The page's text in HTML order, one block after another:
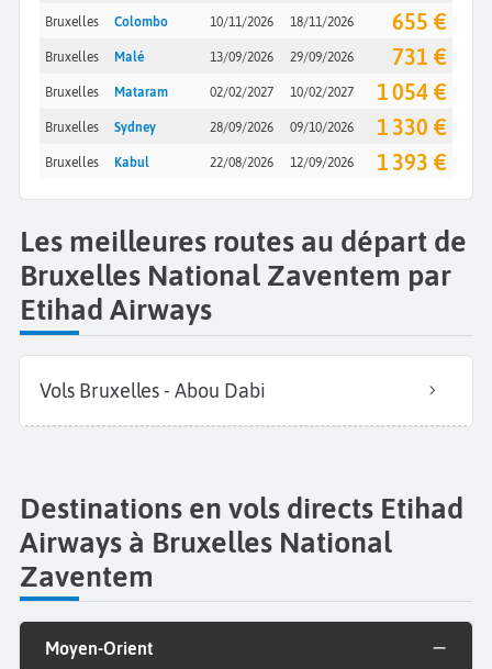
Bruxelles Colombo 10/11/2026 18/11/2026 655 €
Bruxelles Malé 13/09/2026 29/09/2026 731 €
Bruxelles Mataram 02/02/2027 10/02/2027 1 054 €
Bruxelles Sydney 28/09/2026 09/10/2026 1 330 €
Bruxelles Kabul 22/08/2026 12/09/2026 1 393 €
Les meilleures routes au départ de
Bruxelles National Zaventem par
Etihad Airways
Vols Bruxelles - Abou Dabi
Destinations en vols directs Etihad
Airways à Bruxelles National
Zaventem
Moyen-Orient